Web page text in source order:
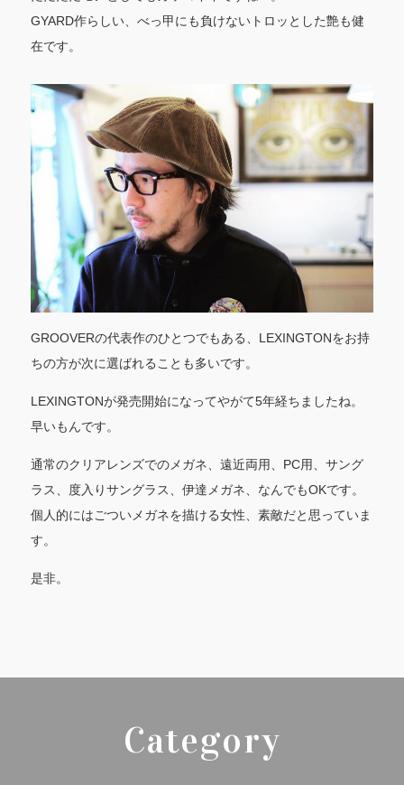
GYARD作らしい、べっ甲にも負けないトロッとした艶も健
在です。
GROOVERの代表作のひとつでもある、LEXINGTONをお持
ちの方が次に選ばれることも多いです。
LEXINGTONが発売開始になってやがて5年経ちましたね。
早いもんです。
通常のクリアレンズでのメガネ、遠近両用、PC用、サング
ラス、度入りサングラス、伊達メガネ、なんでもOKです。
個人的にはごついメガネを描ける女性、素敵だと思っていま
す。
是非。
Category